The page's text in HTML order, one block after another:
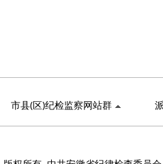
市县(区)纪检监察网站群